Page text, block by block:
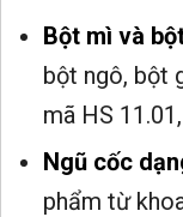
Bột mì và
bột ngô, bột
mã HS
Ngũ cốc
phẩm từ